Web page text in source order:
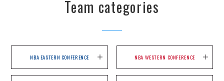
Team categories
NBA EASTERN CONFERENCE NBA WESTERN CONFERENCE